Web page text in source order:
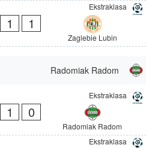
Ekstraklasa
1 1
Zaglebie Lubin
Radomiak Radom
Ekstraklasa
1 0
Radomiak Radom
Ekstraklasa